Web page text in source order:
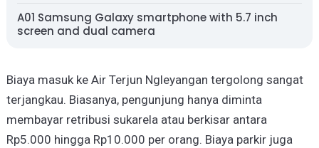
A01 Samsung Galaxy smartphone with 5.7 inch
screen and dual camera
Biaya masuk ke Air Terjun Ngleyangan tergolong sangat
terjangkau. Biasanya, pengunjung hanya diminta
membayar retribusi sukarela atau berkisar antara
Rp5.000 hingga Rp10.000 per orang. Biaya parkir juga